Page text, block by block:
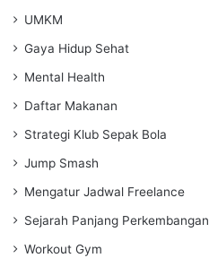
UMKM
Gaya Hidup Sehat
Mental Health
Daftar Makanan
Strategi Klub Sepak Bola
Jump Smash
Mengatur Jadwal Freelance
Sejarah Panjang Perkembangan
Workout Gym